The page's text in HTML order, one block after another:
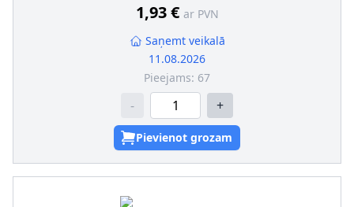
1,93 € ar PVN
Saņemt veikalā
11.08.2026
Pieejams: 67
- +
Pievienot grozam